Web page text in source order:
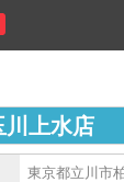
川上水店
東京都立川市